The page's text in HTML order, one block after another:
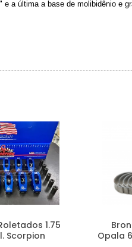
a última a base de molibidênio e
1.75
Scorpion
Opala